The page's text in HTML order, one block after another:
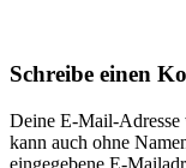
Schreibe einen
Deine E-Mail-
kann auch ohne
eingegebene E-